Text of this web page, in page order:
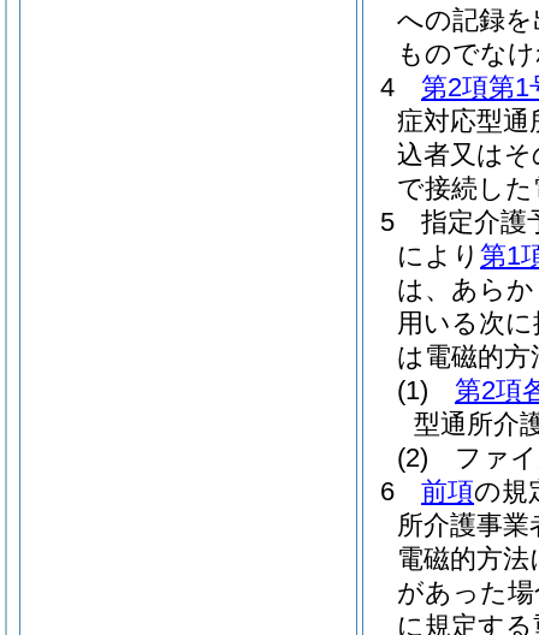
への記録
ものでな
4
第2項第1
症対応型通
込者又は
で接続し
5
指定介護
により 第1
は、あら
用いる次
は電磁的
(1)
第2項
型通所介
(2)
ファ
6
前項の規
所介護事
電磁的方
があった
に規定す